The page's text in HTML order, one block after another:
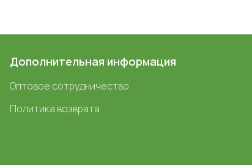
Дополнительная информация
Оптовое сотрудничество
Политика возврата